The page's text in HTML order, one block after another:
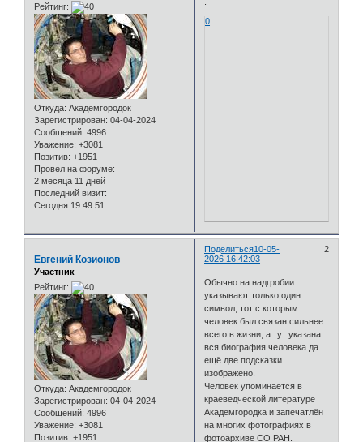
Рейтинг:
Откуда: Академгородок
Зарегистрирован: 04-04-2024
Сообщений: 4996
Уважение: +3081
Позитив: +1951
Провел на форуме:
2 месяца 11 дней
Последний визит:
Сегодня 19:49:51
0
Поделиться 2
10-05-
2026 16:42:03
Евгений Козионов
Участник
Рейтинг:
Откуда: Академгородок
Зарегистрирован: 04-04-2024
Сообщений: 4996
Уважение: +3081
Позитив: +1951
Обычно на надгробии
указывают только один
символ, тот с которым
человек был связан сильнее
всего в жизни, а тут указана
вся биография человека да
ещё две подсказки
изображено.
Человек упоминается в
краеведческой литературе
Академгородка и запечатлён
на многих фотографиях в
фотоархиве СО РАН.